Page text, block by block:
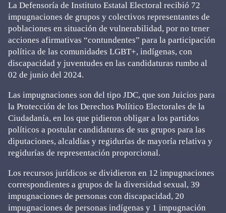
La Defensoría de Instituto Estatal Electoral recibió 72
impugnaciones de grupos y colectivos representantes de
poblaciones en situación de vulnerabilidad, por no tener
acciones afirmativas “contundentes” para la participación
política de las comunidades LGBT+, indígenas, con
discapacidad y juventudes en las candidaturas rumbo al
02 de junio del 2024.
Las impugnaciones son del tipo JDC, que son Juicios para
la Protección de los Derechos Político Electorales de la
Ciudadanía, en los que pidieron obligar a los partidos
políticos a postular candidaturas de sus grupos para las
diputaciones, alcaldías y regidurías de mayoría relativa y
regidurías de representación proporcional.
Los recursos jurídicos se dividieron en 12 impugnaciones
correspondientes a grupos de la diversidad sexual, 39
impugnaciones de personas con discapacidad, 20
impugnaciones de personas indígenas y 1 impugnación